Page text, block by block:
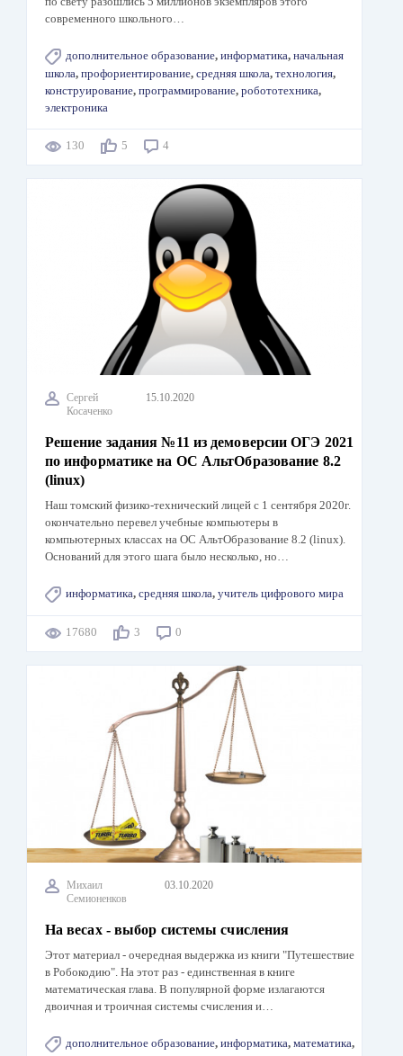
современного школьного…
дополнительное образование, информатика, начальная
школа, профориентирование, средняя школа, технология,
конструирование, программирование, робототехника,
электроника
130 5 4
Сергей
Косаченко
15.10.2020
Решение задания №11 из демоверсии ОГЭ 2021
по информатике на ОС АльтОбразование 8.2
(linux)
Наш томский физико-технический лицей с 1 сентября 2020г.
окончательно перевел учебные компьютеры в
компьютерных классах на ОС АльтОбразование 8.2 (linux).
Оснований для этого шага было несколько, но…
информатика, средняя школа, учитель цифрового мира
17680 3 0
Михаил
Семионенков
03.10.2020
На весах - выбор системы счисления
Этот материал - очередная выдержка из книги "Путешествие
в Робокодию". На этот раз - единственная в книге
математическая глава. В популярной форме излагаются
двоичная и троичная системы счисления и…
дополнительное образование, информатика, математика,